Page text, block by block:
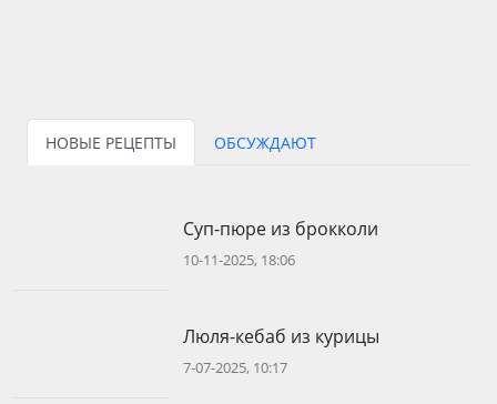
НОВЫЕ РЕЦЕПТЫ ОБСУЖДАЮТ
Суп-пюре из брокколи
10-11-2025, 18:06
Люля-кебаб из курицы
7-07-2025, 10:17